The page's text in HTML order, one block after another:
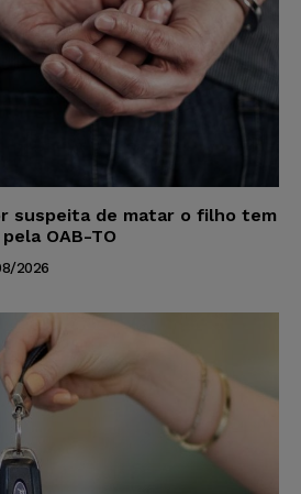
suspeita de matar o filho tem
OAB-TO
2026